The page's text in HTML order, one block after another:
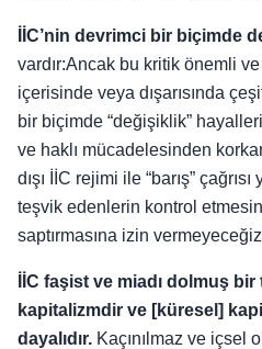
İİC’nin devrimci bir biçimde
vardır:Ancak bu kritik önemli
içerisinde veya dışarısında
bir biçimde “değişiklik”
ve haklı mücadelesinden
dışı İİC rejimi ile “barış”
teşvik edenlerin kontrol
saptırmasına izin
İİC faşist ve miadı dolmuş
kapitalizmdir ve [küresel]
dayalıdır. Kaçınılmaz ve içsel